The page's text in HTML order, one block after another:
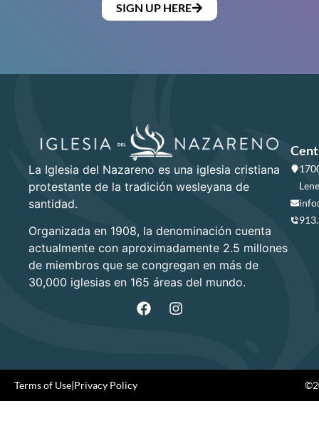
SIGN UP HERE
La Iglesia del Nazareno es una iglesia cristiana
protestante de la tradición wesleyana de
santidad.
Organizada en 1908, la denominación cuenta
actualmente con aproximadamente 2.5 millones
de miembros que se congregan en más de
30,000 iglesias en 165 áreas del mundo.
Terms of Use|Privacy Policy